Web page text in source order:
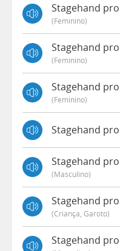
Stagehand
(feminino)
Stagehand
(feminino)
Stagehand
(feminino)
Stagehand
Stagehand
(masculino)
Stagehand
(criança, Garoto)
Stagehand